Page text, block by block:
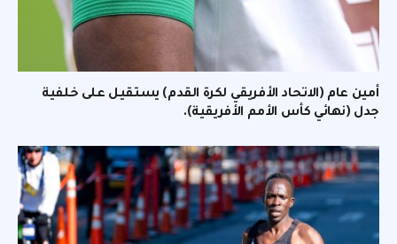
أمين عام (الاتحاد الأفريقي لكرة القدم) يستقيل على خلفية
جدل (نهائي كأس الأمم الأفريقية).